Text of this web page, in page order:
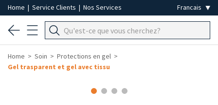
Home | Service Clients | Nos Services
Home Soin
Protections en gel
Gel trasparent et gel avec tissu